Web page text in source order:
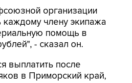
помощь в
- сказал он.
выплатить после
- жители этого